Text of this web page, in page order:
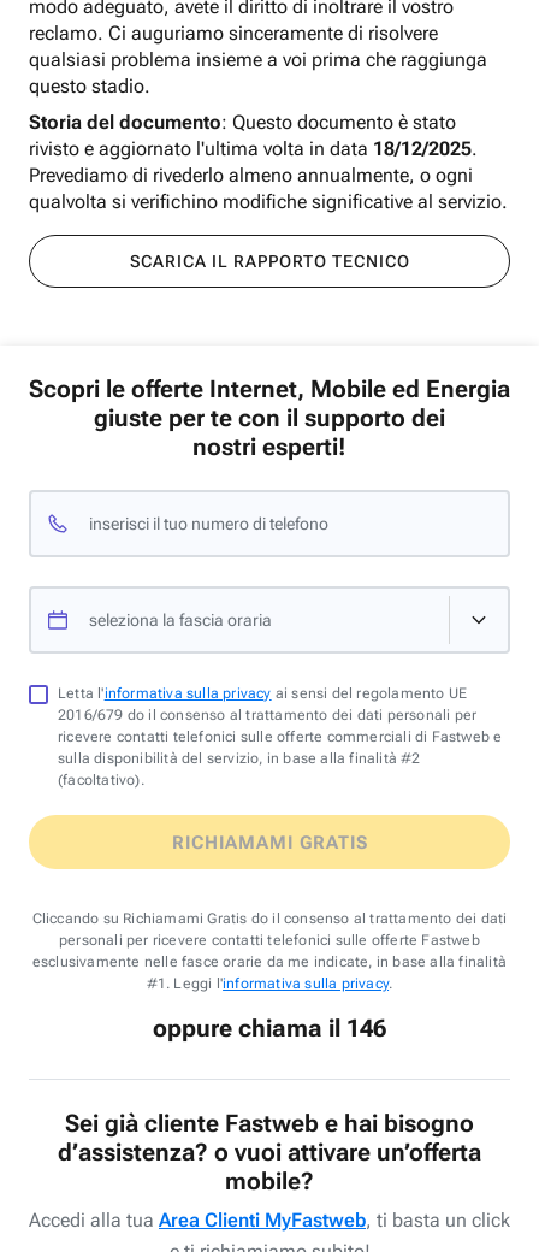
modo adeguato, avete il diritto di inoltrare il vostro
reclamo. Ci auguriamo sinceramente di risolvere
qualsiasi problema insieme a voi prima che raggiunga
questo stadio.
Storia del documento: Questo documento è stato
rivisto e aggiornato l'ultima volta in data 18/12/2025.
Prevediamo di rivederlo almeno annualmente, o ogni
qualvolta si verifichino modifiche significative al servizio.
SCARICA IL RAPPORTO TECNICO
Scopri le offerte Internet, Mobile ed Energia
giuste per te con il supporto dei
nostri esperti!
inserisci il tuo numero di telefono
seleziona la fascia oraria
Letta l'informativa sulla privacy ai sensi del regolamento UE
2016/679 do il consenso al trattamento dei dati personali per
ricevere contatti telefonici sulle offerte commerciali di Fastweb e
sulla disponibilità del servizio, in base alla finalità #2
(facoltativo).
RICHIAMAMI GRATIS
Cliccando su Richiamami Gratis do il consenso al trattamento dei dati
personali per ricevere contatti telefonici sulle offerte Fastweb
esclusivamente nelle fasce orarie da me indicate, in base alla finalità
#1. Leggi l'informativa sulla privacy.
oppure chiama il 146
Sei già cliente Fastweb e hai bisogno
d’assistenza? o vuoi attivare un’offerta
mobile?
Accedi alla tua Area Clienti MyFastweb, ti basta un click